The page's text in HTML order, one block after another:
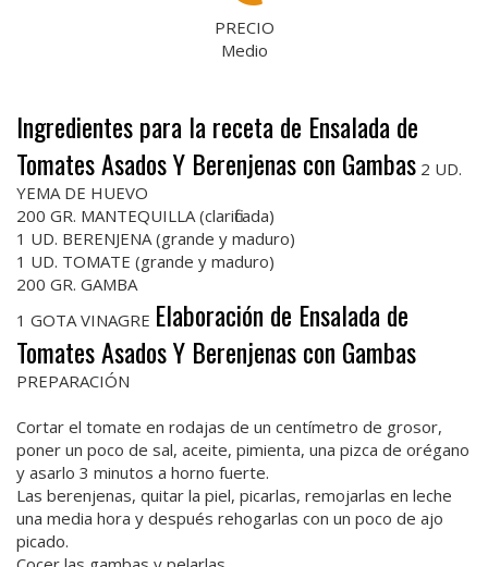
PRECIO
Medio
Ingredientes para la receta de Ensalada de
Tomates Asados Y Berenjenas con Gambas 2 UD.
YEMA DE HUEVO
200 GR. MANTEQUILLA (clarificada)
1 UD. BERENJENA (grande y maduro)
1 UD. TOMATE (grande y maduro)
200 GR. GAMBA
1 GOTA VINAGRE Elaboración de Ensalada de
Tomates Asados Y Berenjenas con Gambas
PREPARACIÓN
Cortar el tomate en rodajas de un centímetro de grosor,
poner un poco de sal, aceite, pimienta, una pizca de orégano
y asarlo 3 minutos a horno fuerte.
Las berenjenas, quitar la piel, picarlas, remojarlas en leche
una media hora y después rehogarlas con un poco de ajo
picado.